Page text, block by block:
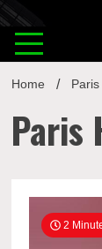
Home
Paris
2